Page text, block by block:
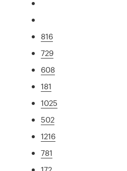
816
729
608
181
1025
502
1216
781